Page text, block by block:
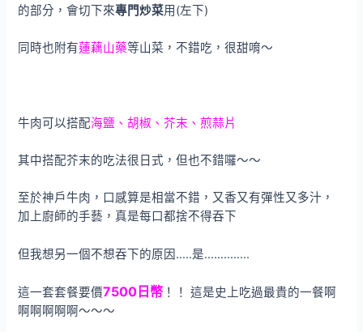
的部分，會切下來專門炒菜用(左下)
同時也附有蓮藕山藥等山菜，不錯吃，很甜唷～
牛肉可以搭配海鹽、胡椒、芥末、煎蒜片
其中搭配芥末的吃法很日式，但也不錯囉～～
至於神戶牛肉，口感算是相當不錯，又香又有彈性又多汁，
加上廚師的手藝，真是每口都捨不得吞下
但我想另一個不想吞下的原因…..是…………..
這一套套餐要價7500日幣 ！！ 這是史上吃過最貴的一餐啊
啊啊啊啊啊～～～